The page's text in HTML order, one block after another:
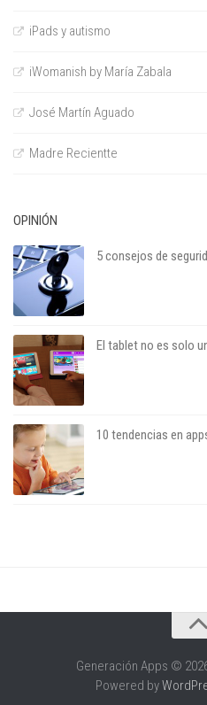
iPads y autismo
iWomanish by María Zabala
José Martín Aguado
Madre Recientte
OPINIÓN
5 consejos de
El tablet no es solo
10 tendencias en
Sobre el autor
Apariciones en medios
Generación Apps ©
Powered by